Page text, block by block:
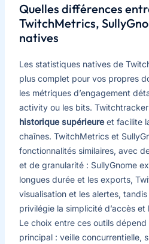
Quelles différences
TwitchMetrics,
natives
Les statistiques natives de
plus complet pour vos propres
les métriques d’engagement
activity ou les bits.
historique supérieureet facilite
chaînes. TwitchMetrics et
fonctionnalités similaires, avec
et de granularité : SullyGnome
longues durée et les exports,
visualisation et les alertes,
privilégie la simplicité d’accès
Le choix entre ces outils
principal : veille concurrentielle,